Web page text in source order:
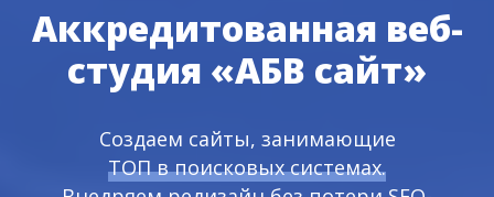
Аккредитованная веб-
студия «АБВ сайт»
Создаем сайты, занимающие
ТОП в поисковых системах.